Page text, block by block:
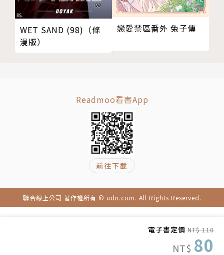
電子書定價 NT$ 110
NT$ 80
WET SAND (98)（條
漫版）
戀愛禁區番外 兔子傳
Readmoo看書App
前往下載
聯合線上公司 著作權所有 © udn.com. All Rights Reserved.